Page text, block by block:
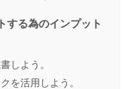
する為のインプット
しよう。
を活用しよう。